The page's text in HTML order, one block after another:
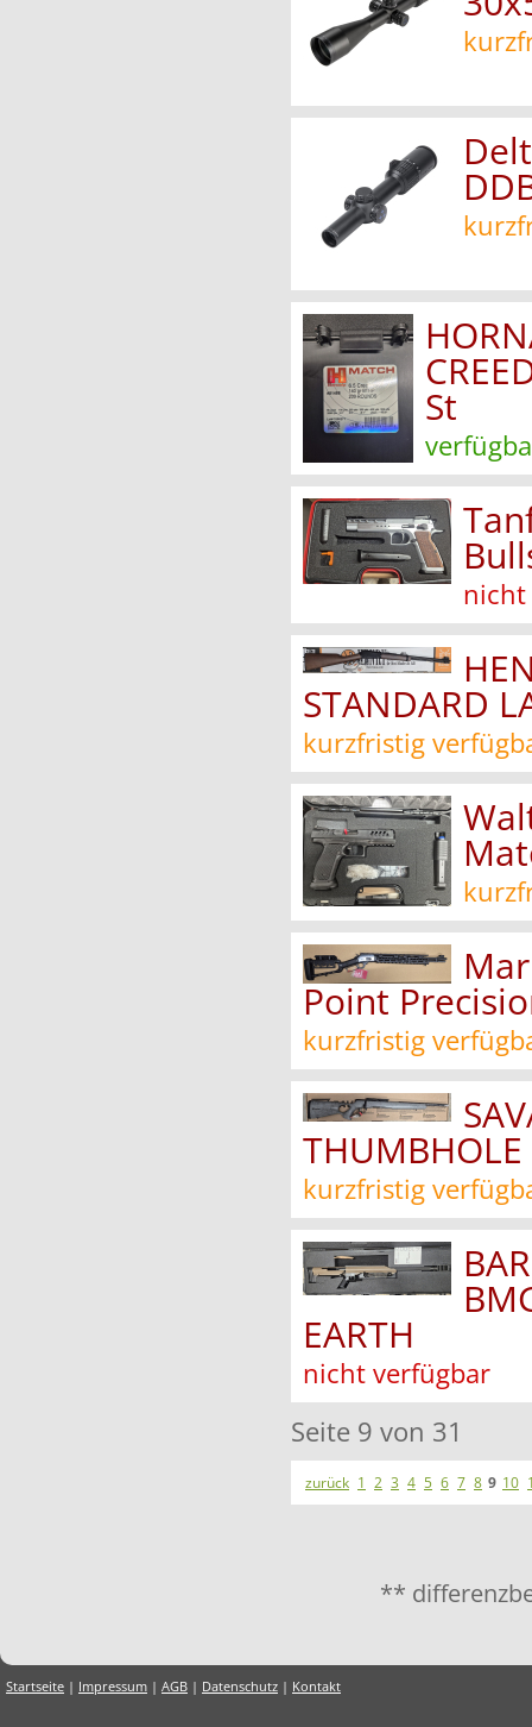
St
nicht
STANDARD
kurzfristig
Point
kurzfristig
kurzfristig
EARTH
nicht verfügbar
Seite 9 von 31
zurück 1 2 3 4 5 6 7 8 9 10
**
Startseite | Impressum | AGB | Datenschutz | Kontakt